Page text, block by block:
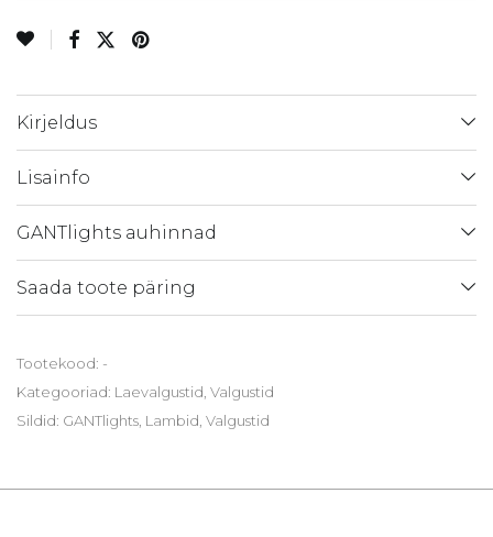
Kirjeldus
Lisainfo
GANTlights auhinnad
Saada toote päring
Tootekood: -
Kategooriad: Laevalgustid Valgustid
Sildid: GANTlights Lambid Valgustid